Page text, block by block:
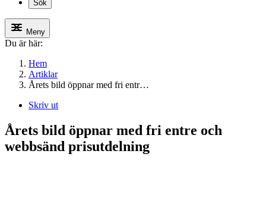
Sök
Meny
Du är här:
Hem
Artiklar
Årets bild öppnar med fri entr…
Skriv ut
Årets bild öppnar med fri entre och
webbsänd prisutdelning